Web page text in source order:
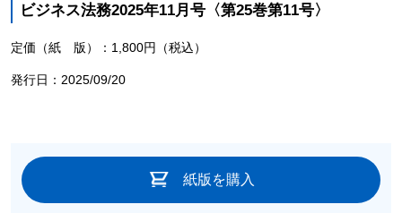
ビジネス法務2025年11月号〈第25巻第11号〉
定価（紙 版）：1,800円（税込）
発行日：2025/09/20
紙版を購入